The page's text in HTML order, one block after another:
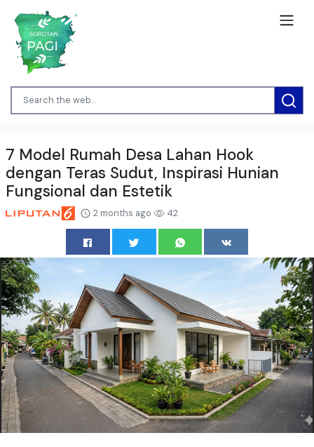
7 Model Rumah Desa Lahan Hook
dengan Teras Sudut, Inspirasi Hunian
Fungsional dan Estetik
2 months ago 42